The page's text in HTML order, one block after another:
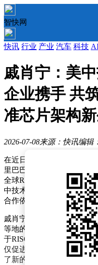
智快网
快讯 行业 产业 汽车 科技
戚肖宁：美
企业携手 共
准芯片架构
2026-07-08来源：快讯编辑
在近日举办的《南华早报》
里巴巴集团副总裁、达摩
全球RISC-V芯片架构合作
中技术竞争态势严峻，但
合作依然展现出强大的韧性
戚肖宁在大会上透露，来
等地的众多企业，正携手
于RISC-V开放标准芯片架
仅促进了技术的交流与融
了新的发展机遇。